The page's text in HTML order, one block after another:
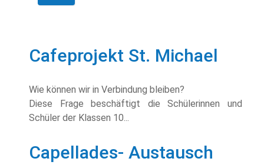
Cafeprojekt St. Michael
Wie können wir in Verbindung bleiben?
Diese Frage beschäftigt die Schülerinnen und
Schüler der Klassen 10...
Capellades- Austausch